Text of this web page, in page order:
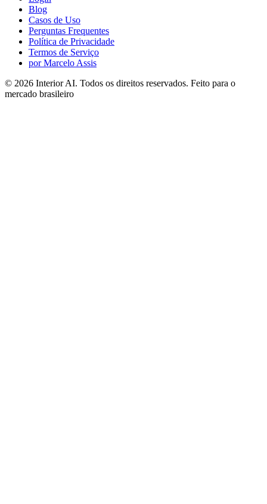
Blog
Casos de Uso
Perguntas Frequentes
Política de Privacidade
Termos de Serviço
por Marcelo Assis
© 2026 Interior AI. Todos os direitos reservados. Feito para o
mercado brasileiro